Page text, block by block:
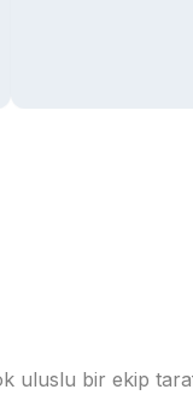
uluslu bir ekip